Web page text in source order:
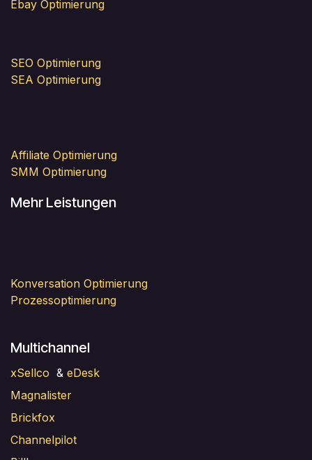
Ebay Optimierung
SEO Optimierung
SEA Optimierung
Affiliate Optimierung
SMM Optimierung
Mehr Leistungen
Konversation Optimierung
Prozessoptimierung
Multichannel
xSellco & eDesk
Magnalister
Brickfox
Channelpilot